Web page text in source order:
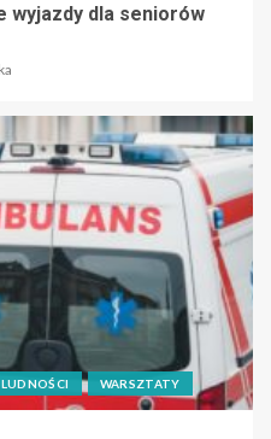
wyjazdy dla seniorów
WARSZTATY